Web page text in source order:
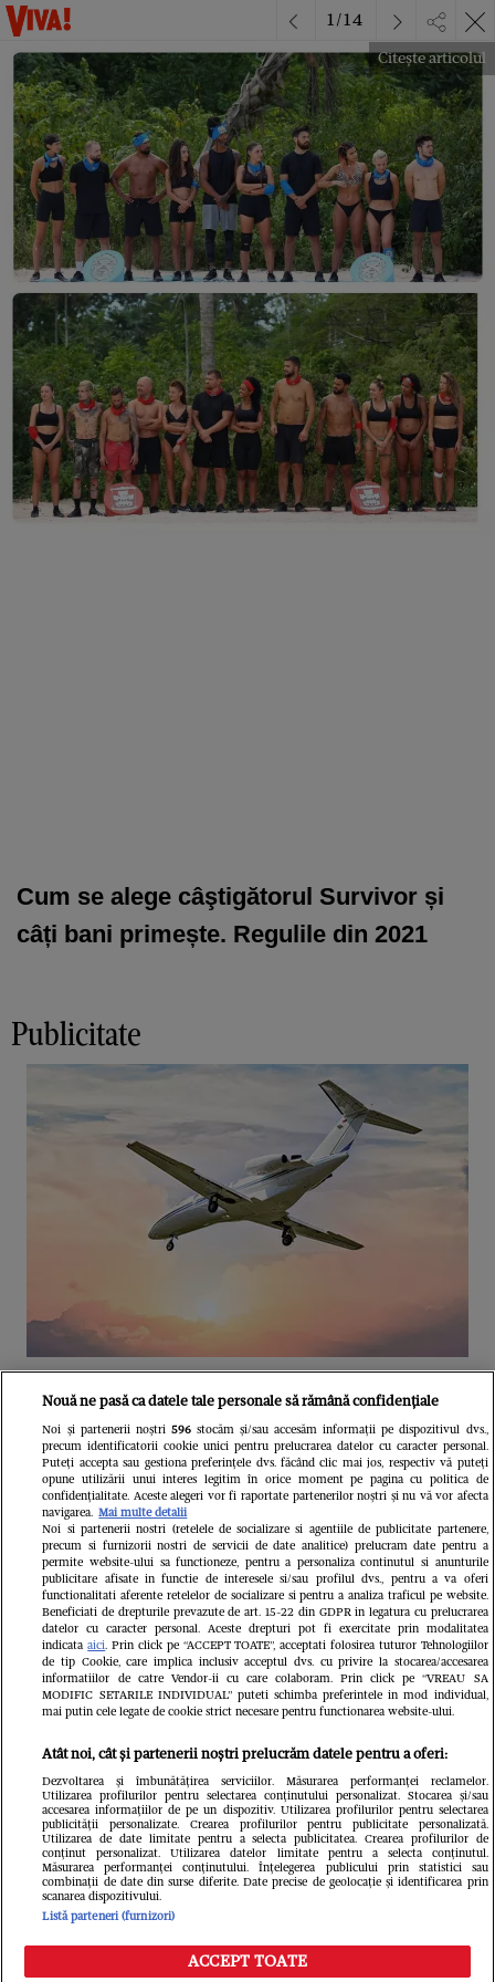
Cum se alege câştigătorul Survivor și
câți bani primește. Regulile din 2021
Citește articolul
1/14
Publicitate
Unul dintre cele mai folosite
aeroporturi din Europa își închide
complet porțile timp de trei luni.
Milioane de pasageri, afectați
Un vecin instruit poate salva
o viață. Vezi despre ce e
vorba
Intră în
IKEA
Nouă ne pasă ca datele tale personale să rămână confidențiale
Noi și partenerii noștri 596stocăm și/sau accesăm informații pe dispozitivul dvs.,
precum identificatorii cookie unici pentru prelucrarea datelor cu caracter personal.
Puteți accepta sau gestiona preferințele dvs. făcând clic mai jos, respectiv vă puteți
opune utilizării unui interes legitim în orice moment pe pagina cu politica de
confidențialitate. Aceste alegeri vor fi raportate partenerilor noștri și nu vă vor afecta
navigarea. Mai multe detalii
Noi si partenerii nostri (retelele de socializare si agentiile de publicitate partenere,
precum si furnizorii nostri de servicii de date analitice) prelucram date pentru a
permite website-ului sa functioneze, pentru a personaliza continutul si anunturile
publicitare afisate in functie de interesele si/sau profilul dvs., pentru a va oferi
functionalitati aferente retelelor de socializare si pentru a analiza traficul pe website.
Beneficiati de drepturile prevazute de art. 15-22 din GDPR in legatura cu prelucrarea
datelor cu caracter personal. Aceste drepturi pot fi exercitate prin modalitatea
indicataaici. Prin click pe “ACCEPT TOATE”, acceptati folosirea tuturor Tehnologiilor
de tip Cookie, care implica inclusiv acceptul dvs. cu privire la stocarea/accesarea
informatiilor de catre Vendor-ii cu care colaboram. Prin click pe “VREAU SA
MODIFIC SETARILE INDIVIDUAL” puteti schimba preferintele in mod individual,
mai putin cele legate de cookie strict necesare pentru functionarea website-ului.
Atât noi, cât și partenerii noștri prelucrăm datele pentru a oferi:
Dezvoltarea și îmbunătățirea serviciilor. Măsurarea performanței reclamelor.
Utilizarea profilurilor pentru selectarea conținutului personalizat. Stocarea și/sau
accesarea informațiilor de pe un dispozitiv. Utilizarea profilurilor pentru selectarea
publicității personalizate. Crearea profilurilor pentru publicitate personalizată.
Utilizarea de date limitate pentru a selecta publicitatea. Crearea profilurilor de
conținut personalizat. Utilizarea datelor limitate pentru a selecta conținutul.
Măsurarea performanței conținutului. Înțelegerea publicului prin statistici sau
combinații de date din surse diferite. Date precise de geolocație și identificarea prin
scanarea dispozitivului.
Listă parteneri (furnizori)
ACCEPT TOATE